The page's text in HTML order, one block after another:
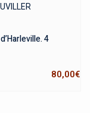
4
80,00€